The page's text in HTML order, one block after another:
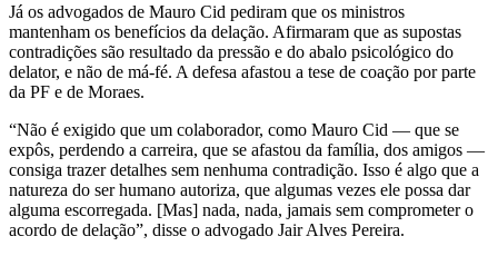
Já os advogados de Mauro Cid pediram que os ministros
mantenham os benefícios da delação. Afirmaram que as supostas
contradições são resultado da pressão e do abalo psicológico do
delator, e não de má-fé. A defesa afastou a tese de coação por parte
da PF e de Moraes.
“Não é exigido que um colaborador, como Mauro Cid — que se
expôs, perdendo a carreira, que se afastou da família, dos amigos —
consiga trazer detalhes sem nenhuma contradição. Isso é algo que a
natureza do ser humano autoriza, que algumas vezes ele possa dar
alguma escorregada. [Mas] nada, nada, jamais sem comprometer o
acordo de delação”, disse o advogado Jair Alves Pereira.